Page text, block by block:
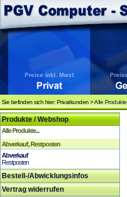
Sie befinden sich hier: Privatkunden >Alle Produkte
Produkte / Webshop
Alle Produkte...
Abverkauf, Restposten
Abverkauf
Restposten
Bestell-/Abwicklungsinfos
Vertrag widerrufen